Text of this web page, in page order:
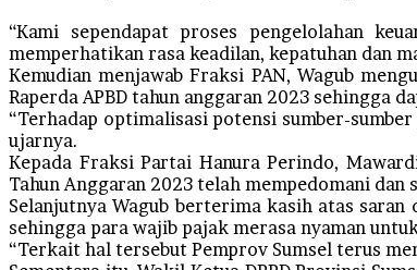
“Kami sependapat proses pengelolahan
memperhatikan rasa keadilan, kepatuhan dan
Kemudian menjawab Fraksi PAN, Wagub
Raperda APBD tahun anggaran 2023 sehingga
“Terhadap optimalisasi potensi sumber-
ujarnya.
Kepada Fraksi Partai Hanura Perindo,
Tahun Anggaran 2023 telah mempedomani dan
Selanjutnya Wagub berterima kasih atas
sehingga para wajib pajak merasa nyaman
“Terkait hal tersebut Pemprov Sumsel terus